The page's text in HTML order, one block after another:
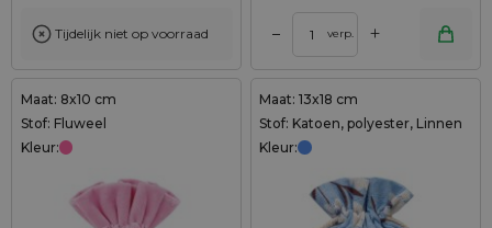
Tijdelijk niet op voorraad – verp. +
Maat: 8x10 cm
Stof: Fluweel
Kleur:
Maat: 13x18 cm
Stof: Katoen, polyester, Linnen
Kleur: